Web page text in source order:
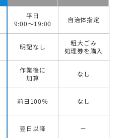
平日
9:00～19:00
自治体指定
明記なし
粗大ごみ
処理券を購入
作業後に
加算
なし
前日100％ なし
翌日以降 －